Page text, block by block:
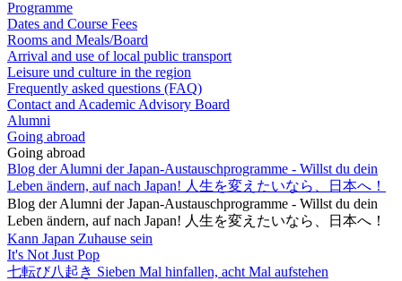
Programme
Dates and Course Fees
Rooms and Meals/Board
Arrival and use of local public transport
Leisure und culture in the region
Frequently asked questions (FAQ)
Contact and Academic Advisory Board
Alumni
Going abroad
Going abroad
Blog der Alumni der Japan-Austauschprogramme - Willst du dein
Leben ändern, auf nach Japan! 人生を変えたいなら、日本へ！
Blog der Alumni der Japan-Austauschprogramme - Willst du dein
Leben ändern, auf nach Japan! 人生を変えたいなら、日本へ！
Kann Japan Zuhause sein
It's Not Just Pop
七転び八起き Sieben Mal hinfallen, acht Mal aufstehen